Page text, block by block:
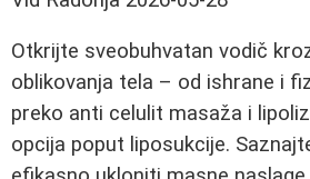
Otkrijte sveobuhvatan vodič
oblikovanja tela – od ishrane i
preko anti celulit masaža i
opcija poput liposukcije.